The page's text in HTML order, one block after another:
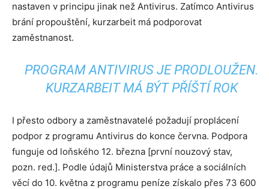
nastaven v principu jinak než Antivirus. Zatímco Antivirus
brání propouštění, kurzarbeit má podporovat
zaměstnanost.
PROGRAM ANTIVIRUS JE PRODLOUŽEN.
KURZARBEIT MÁ BÝT PŘÍŠTÍ ROK
I přesto odbory a zaměstnavatelé požadují proplácení
podpor z programu Antivirus do konce června. Podpora
funguje od loňského 12. března [první nouzový stav,
pozn. red.]. Podle údajů Ministerstva práce a sociálních
věcí do 10. května z programu peníze získalo přes 73 600